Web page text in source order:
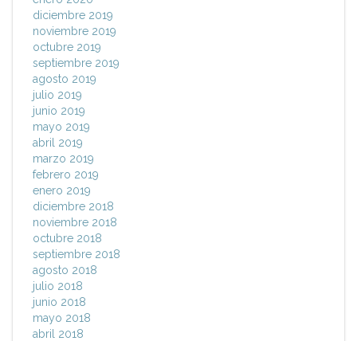
diciembre 2019
noviembre 2019
octubre 2019
septiembre 2019
agosto 2019
julio 2019
junio 2019
mayo 2019
abril 2019
marzo 2019
febrero 2019
enero 2019
diciembre 2018
noviembre 2018
octubre 2018
septiembre 2018
agosto 2018
julio 2018
junio 2018
mayo 2018
abril 2018